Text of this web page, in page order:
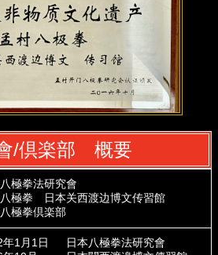
/倶楽部 概要
極拳法研究會
極拳 日本关西渡边博文传習館
極拳倶楽部
年1月1日 日本八極拳法研究會